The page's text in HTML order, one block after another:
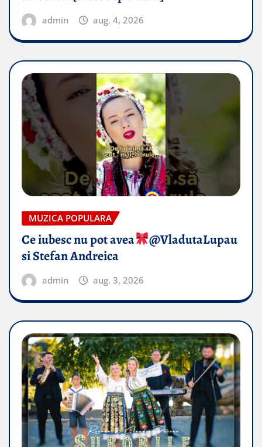
admin aug. 4, 2026
MUZICA POPULARA
Ce iubesc nu pot avea
​@VladutaLupau
si Stefan Andreica
admin aug. 3, 2026